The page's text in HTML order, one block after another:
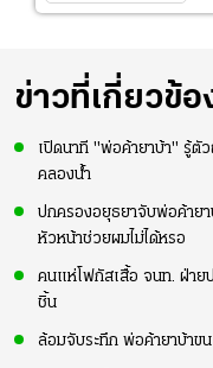
ข่าวที่เกี่ยวข้อ
เปิดนาที "พ่อค้ายาบ้า" รู้ตั
คลองน้ำ
ปกครองอยุธยาจับพ่อค้าย
หัวหน้าช่วยผมไม่ได้หรอ
คนแห่โฟกัสเสื้อ จนท. ฝ่าย
ชิ้น
ล้อมจับระทึก พ่อค้ายาบ้า